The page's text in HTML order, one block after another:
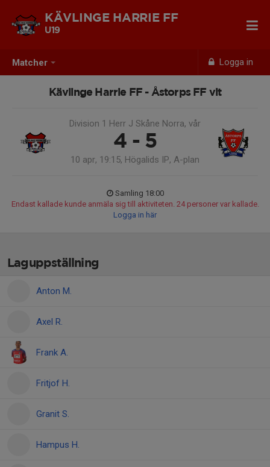
Matcher Logga in
KÄVLINGE HARRIE FF
U19
Kävlinge Harrie FF - Åstorps FF vit
Division 1 Herr J Skåne Norra, vår
4 - 5
10 apr, 19:15, Högalids IP, A-plan
Samling 18:00
Endast kallade kunde anmäla sig till aktiviteten. 24 personer var kallade.
Logga in här
Laguppställning
Anton M.
Axel R.
Frank A.
Fritjof H.
Granit S.
Hampus H.